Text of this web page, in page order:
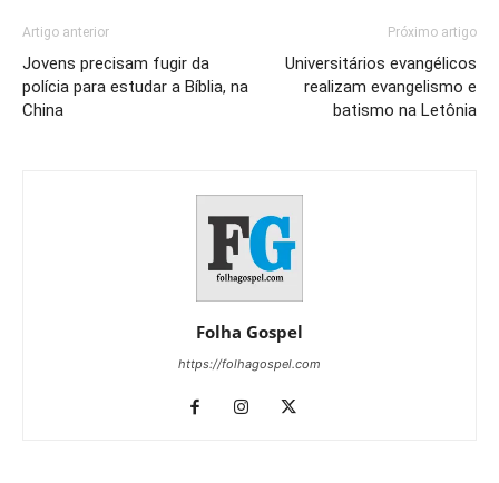
Artigo anterior
Jovens precisam fugir da
polícia para estudar a Bíblia, na
China
Próximo artigo
Universitários evangélicos
realizam evangelismo e
batismo na Letônia
Folha Gospel
https://folhagospel.com